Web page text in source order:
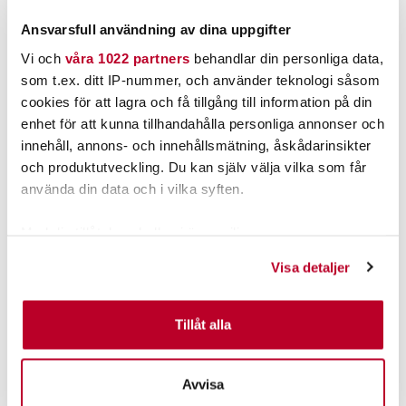
Ansvarsfull användning av dina uppgifter
Vi och våra 1022 partners behandlar din personliga data,
som t.ex. ditt IP-nummer, och använder teknologi såsom
cookies för att lagra och få tillgång till information på din
enhet för att kunna tillhandahålla personliga annonser och
innehåll, annons- och innehållsmätning, åskådarinsikter
och produktutveckling. Du kan själv välja vilka som får
använda din data och i vilka syften.
Identifiera din enhet genom att aktivt skanna den för
specifika kännetecken (fingeravtryck)
Ta reda på mer om hur dina personliga uppgifter
Du kan ändra eller dra tillbaka ditt samtycke när som
Visa detaljer
Tillåt alla
Avvisa
POPULÄRT JUST NU
Kundklubbpris!
RAM
RAM RAP-354U-TRA1 ''C''
Nuvarande pris:
293,00 kr
ABU GARCIA
Abu Ambassadeur 7000i
Nuvarande pris:
1 595,00 kr